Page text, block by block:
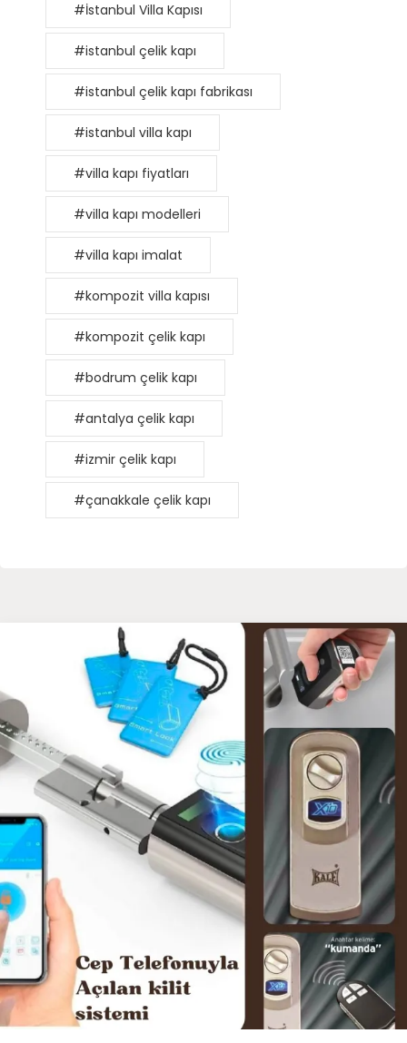
#İstanbul Villa Kapısı
#istanbul çelik kapı
#istanbul çelik kapı fabrikası
#istanbul villa kapı
#villa kapı fiyatları
#villa kapı modelleri
#villa kapı imalat
#kompozit villa kapısı
#kompozit çelik kapı
#bodrum çelik kapı
#antalya çelik kapı
#izmir çelik kapı
#çanakkale çelik kapı